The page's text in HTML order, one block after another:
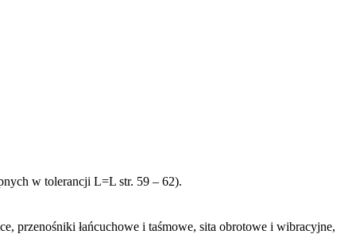
w tolerancji L=L str. 59 – 62).
przenośniki łańcuchowe i taśmowe, sita obrotowe i wibracyjne,